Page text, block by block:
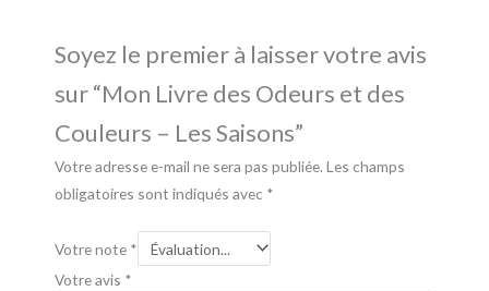
Soyez le premier à laisser votre avis
sur “Mon Livre des Odeurs et des
Couleurs – Les Saisons”
Votre adresse e-mail ne sera pas publiée. Les champs
obligatoires sont indiqués avec *
Votre note *
Votre avis *